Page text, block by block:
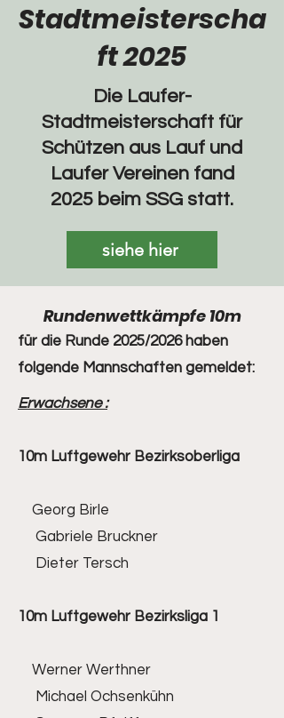
Stadtmeisterscha
ft 2025
Die Laufer-
Stadtmeisterschaft für
Schützen aus Lauf und
Laufer Vereinen fand
2025 beim SSG statt.
siehe hier
Rundenwettkämpfe 10m
für die Runde 2025/2026 haben
folgende Mannschaften gemeldet:
Erwachsene :
10m Luftgewehr Bezirksoberliga
Georg Birle
Gabriele Bruckner
Dieter Tersch
10m Luftgewehr Bezirksliga 1
Werner Werthner
Michael Ochsenkühn